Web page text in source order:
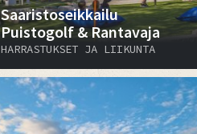
Saaristoseikkailu
Puistogolf & Rantavaja
HARRASTUKSET JA LIIKUNTA